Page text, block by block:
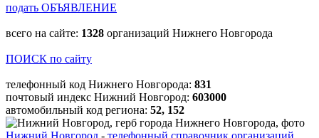
подать ОБЪЯВЛЕНИЕ
всего на сайте: 1328 организаций Нижнего Новгорода
ПОИСК по сайту
телефонный код Нижнего Новгорода: 831
почтовый индекс Нижний Новгород: 603000
автомобильный код региона: 52, 152
Нижний Новгород - телефонный справочник организаций